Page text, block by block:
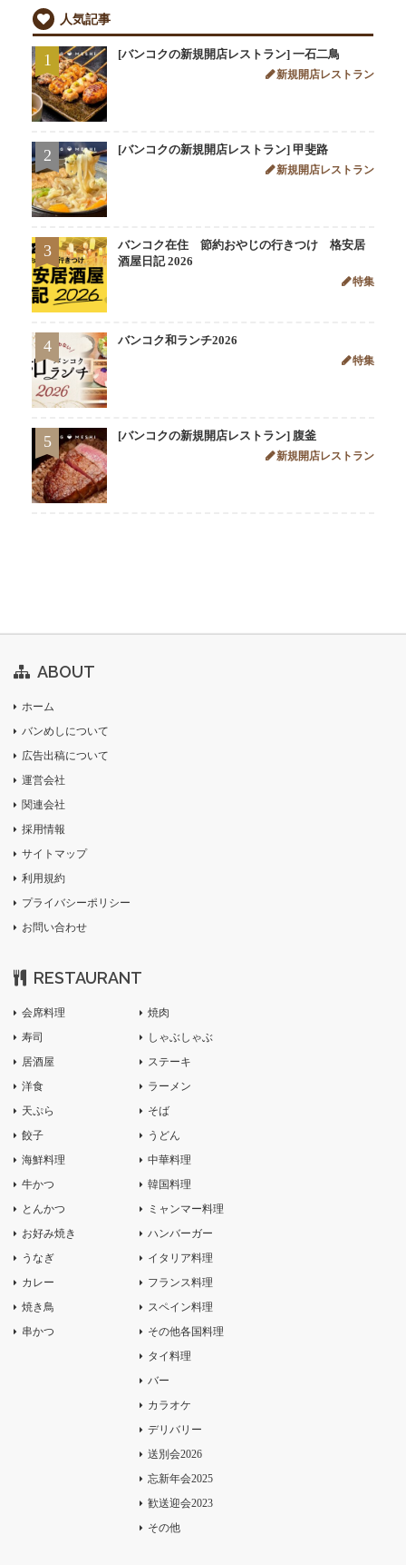
人気記事
1 [バンコクの新規開店レストラン] 一石二鳥
新規開店レストラン
2 [バンコクの新規開店レストラン] 甲斐路
新規開店レストラン
3
バンコク在住 節約おやじの行きつけ 格安居
酒屋日記 2026
特集
4 バンコク和ランチ2026
特集
5 [バンコクの新規開店レストラン] 腹釜
新規開店レストラン
ABOUT
ホーム
バンめしについて
広告出稿について
運営会社
関連会社
採用情報
サイトマップ
利用規約
プライバシーポリシー
お問い合わせ
RESTAURANT
会席料理
寿司
居酒屋
洋食
天ぷら
餃子
海鮮料理
牛かつ
とんかつ
お好み焼き
うなぎ
カレー
焼き鳥
串かつ
焼肉
しゃぶしゃぶ
ステーキ
ラーメン
そば
うどん
中華料理
韓国料理
ミャンマー料理
ハンバーガー
イタリア料理
フランス料理
スペイン料理
その他各国料理
タイ料理
バー
カラオケ
デリバリー
送別会2026
忘新年会2025
歓送迎会2023
その他